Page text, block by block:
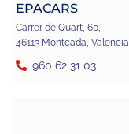
EPACARS
Carrer de Quart, 60,
46113 Montcada, Valencia
960 62 31 03